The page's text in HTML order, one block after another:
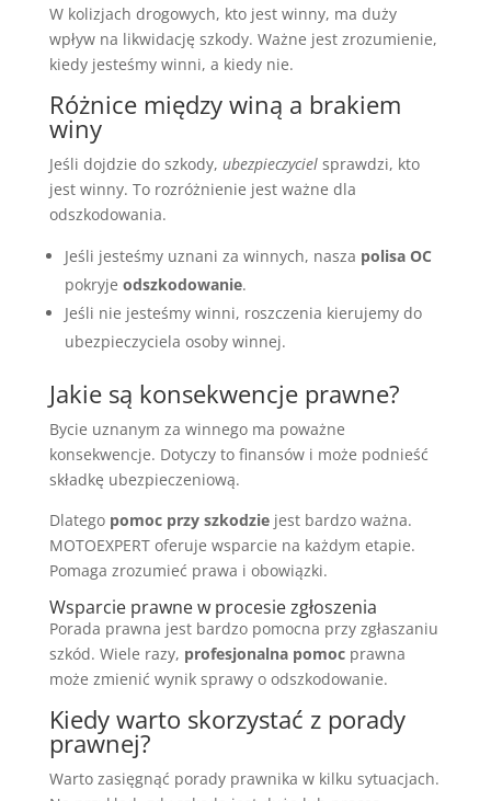
W kolizjach drogowych, kto jest winny, ma duży
wpływ na likwidację szkody. Ważne jest zrozumienie,
kiedy jesteśmy winni, a kiedy nie.
Różnice między winą a brakiem
winy
Jeśli dojdzie do szkody, ubezpieczycielsprawdzi, kto
jest winny. To rozróżnienie jest ważne dla
odszkodowania.
Jeśli jesteśmy uznani za winnych, nasza polisa OC
pokryje odszkodowanie.
Jeśli nie jesteśmy winni, roszczenia kierujemy do
ubezpieczyciela osoby winnej.
Jakie są konsekwencje prawne?
Bycie uznanym za winnego ma poważne
konsekwencje. Dotyczy to finansów i może podnieść
składkę ubezpieczeniową.
Dlatego pomoc przy szkodziejest bardzo ważna.
MOTOEXPERT oferuje wsparcie na każdym etapie.
Pomaga zrozumieć prawa i obowiązki.
Wsparcie prawne w procesie zgłoszenia
Porada prawna jest bardzo pomocna przy zgłaszaniu
szkód. Wiele razy, profesjonalna pomocprawna
może zmienić wynik sprawy o odszkodowanie.
Kiedy warto skorzystać z porady
prawnej?
Warto zasięgnąć porady prawnika w kilku sytuacjach.